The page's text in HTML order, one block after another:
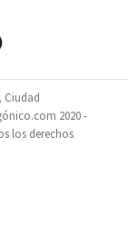
Ciudad
2020 -
los derechos